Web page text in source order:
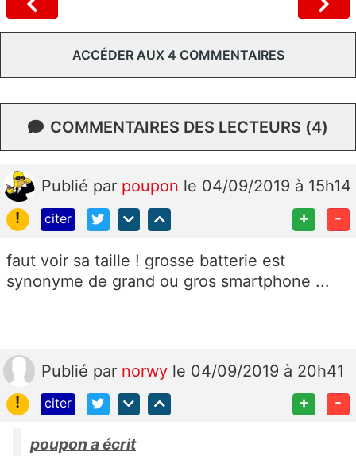
ACCÉDER AUX 4 COMMENTAIRES
COMMENTAIRES DES LECTEURS (4)
Publié par poupon le 04/09/2019 à 15h14
!
citer + -
faut voir sa taille ! grosse batterie est
synonyme de grand ou gros smartphone ...
Publié par norwy le 04/09/2019 à 20h41
!
citer + -
poupon a écrit